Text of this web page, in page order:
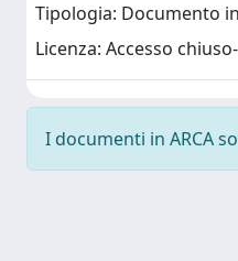
Tipologia: Documento
Licenza: Accesso
I documenti in ARCA